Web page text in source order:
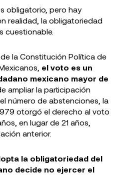
obligatorio, pero hay
realidad, la obligatoriedad
cuestionable.
la Constitución Política de
el voto es un
mexicano mayor de
ampliar la participación
número de abstenciones, la
otorgó el derecho al voto
en lugar de 21 años,
anterior.
la obligatoriedad del
decide no ejercer el